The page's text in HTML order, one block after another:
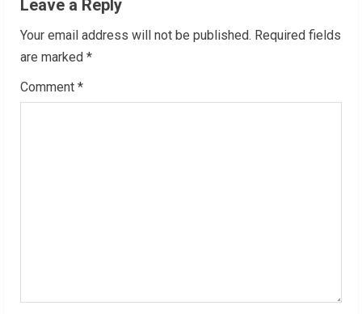
u
e
R
Leave a Reply
Your email address will not be published. Required fields
are marked *
Comment *